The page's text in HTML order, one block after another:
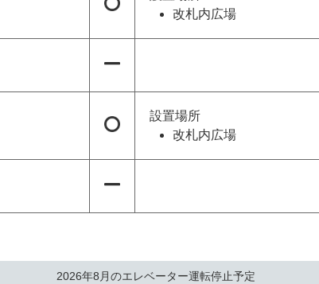
改札内広場
設置場所
改札内広場
2026年8月のエレベーター運転停止予定